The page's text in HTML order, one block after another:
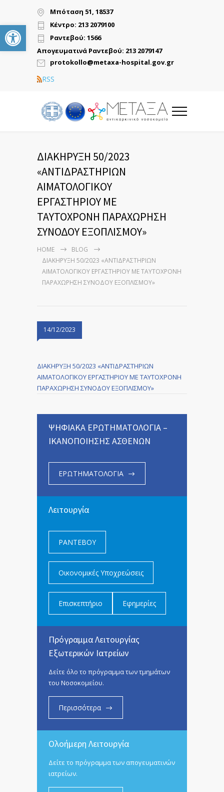
Ανοίξτε τη γραμμή εργαλείων
Μπόταση 51, 18537
Κέντρο: 213 2079100
Ραντεβού: 1566
Απογευματινά Ραντεβού: 213 2079147
protokollo@metaxa-hospital.gov.gr
RSS
ΔΙΑΚΗΡΥΞΗ 50/2023
«ΑΝΤΙΔΡΑΣΤΗΡΙΩΝ
ΑΙΜΑΤΟΛΟΓΙΚΟΥ
ΕΡΓΑΣΤΗΡΙΟΥ ΜΕ
ΤΑΥΤΟΧΡΟΝΗ ΠΑΡΑΧΩΡΗΣΗ
ΣΥΝΟΔΟΥ ΕΞΟΠΛΙΣΜΟΥ»
HOME
BLOG
ΔΙΑΚΗΡΥΞΗ 50/2023 «ΑΝΤΙΔΡΑΣΤΗΡΙΩΝ
ΑΙΜΑΤΟΛΟΓΙΚΟΥ ΕΡΓΑΣΤΗΡΙΟΥ ΜΕ ΤΑΥΤΟΧΡΟΝΗ
ΠΑΡΑΧΩΡΗΣΗ ΣΥΝΟΔΟΥ ΕΞΟΠΛΙΣΜΟΥ»
14/12/2023
ΔΙΑΚΗΡΥΞΗ 50/2023 «ΑΝΤΙΔΡΑΣΤΗΡΙΩΝ
ΑΙΜΑΤΟΛΟΓΙΚΟΥ ΕΡΓΑΣΤΗΡΙΟΥ ΜΕ ΤΑΥΤΟΧΡΟΝΗ
ΠΑΡΑΧΩΡΗΣΗ ΣΥΝΟΔΟΥ ΕΞΟΠΛΙΣΜΟΥ»
ΨΗΦΙΑΚΑ ΕΡΩΤΗΜΑΤΟΛΟΓΙΑ –
ΙΚΑΝΟΠΟΙΗΣΗΣ ΑΣΘΕΝΩΝ
ΕΡΩΤΗΜΑΤΟΛΟΓΙΑ
Λειτουργία
ΡΑΝΤΕΒΟΥ
Οικονομικές Υποχρεώσεις
Επισκεπτήριο Εφημερίες
Πρόγραμμα Λειτουργίας
Εξωτερικών Ιατρείων
Δείτε όλο το πρόγραμμα των τμημάτων
του Νοσοκομείου.
Περισσότερα
Ολοήμερη Λειτουργία
Δείτε το πρόγραμμα των απογευματινών
ιατρείων.